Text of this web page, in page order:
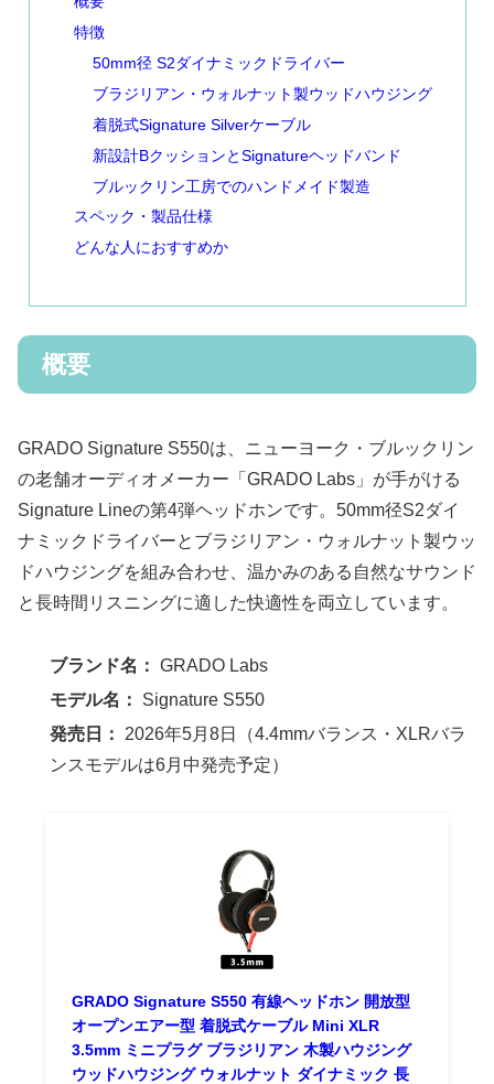
特徴
50mm径 S2ダイナミックドライバー
ブラジリアン・ウォルナット製ウッドハウジング
着脱式Signature Silverケーブル
新設計BクッションとSignatureヘッドバンド
ブルックリン工房でのハンドメイド製造
スペック・製品仕様
どんな人におすすめか
概要
GRADO Signature S550は、ニューヨーク・ブルックリン
の老舗オーディオメーカー「GRADO Labs」が手がける
Signature Lineの第4弾ヘッドホンです。50mm径S2ダイ
ナミックドライバーとブラジリアン・ウォルナット製ウッ
ドハウジングを組み合わせ、温かみのある自然なサウンド
と長時間リスニングに適した快適性を両立しています。
ブランド名： GRADO Labs
モデル名：
Signature S550
発売日：
2026年5月8日（4.4mmバランス・XLRバラ
ンスモデルは6月中発売予定）
GRADO Signature S550 有線ヘッドホン 開放型
オープンエアー型 着脱式ケーブル Mini XLR
3.5mm ミニプラグ ブラジリアン 木製ハウジング
ウッドハウジング ウォルナット ダイナミック 長